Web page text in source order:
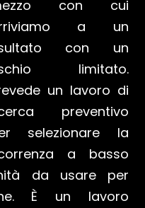
con cui
a un
con un
limitato.
un lavoro di
preventivo
selezionare la
a basso
da usare per
È un lavoro